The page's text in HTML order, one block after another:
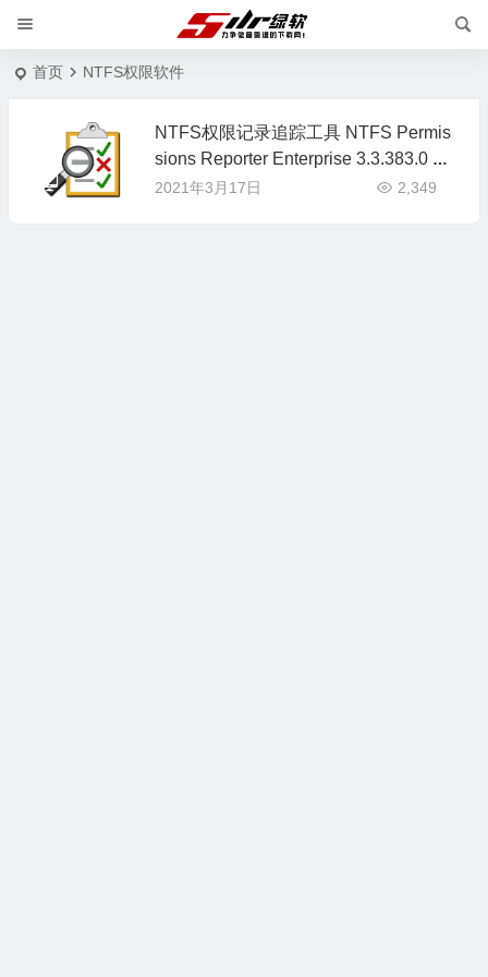
首页 NTFS权限软件
NTFS权限记录追踪工具 NTFS Permis
sions Reporter Enterprise 3.3.383.0 英
文版
2021年3月17日 2,349